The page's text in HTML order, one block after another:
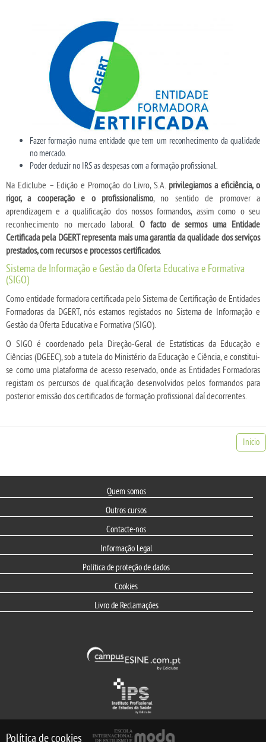
Fazer formação numa entidade que tem um reconhecimento da qualidade
no mercado.
Poder deduzir no IRS as despesas com a formação profissional.
Na Ediclube – Edição e Promoção do Livro, S.A. privilegiamos a eficiência, o
rigor, a cooperação e o profissionalismo, no sentido de promover a
aprendizagem e a qualificação dos nossos formandos, assim como o seu
reconhecimento no mercado laboral.O facto de sermos uma Entidade
Certificada pela DGERT representa mais uma garantia da qualidade dos serviços
prestados, com recursos e processos certificados.
Sistema de Informação e Gestão da Oferta Educativa e Formativa
(SIGO)
Como entidade formadora certificada pelo Sistema de Certificação de Entidades
Formadoras da DGERT, nós estamos registados no Sistema de Informação e
Gestão da Oferta Educativa e Formativa (SIGO).
O SIGO é coordenado pela Direção-Geral de Estatísticas da Educação e
Ciências (DGEEC), sob a tutela do Ministério da Educação e Ciência, e constitui-
se como uma plataforma de acesso reservado, onde as Entidades Formadoras
registam os percursos de qualificação desenvolvidos pelos formandos para
posterior emissão dos certificados de formação profissional daí decorrentes.
Inicio
Quem somos
Outros cursos
Contacte-nos
Informação Legal
Política de proteção de dados
Cookies
Livro de Reclamações
Política de cookies